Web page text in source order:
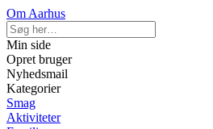
Om Aarhus
Min side
Opret bruger
Nyhedsmail
Kategorier
Smag
Aktiviteter